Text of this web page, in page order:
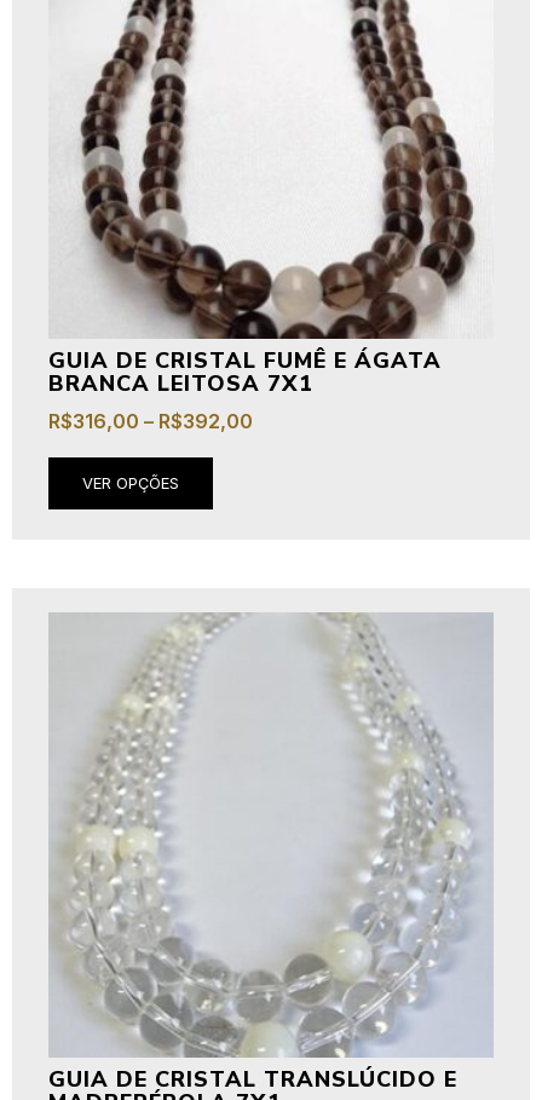
GUIA DE CRISTAL FUMÊ E ÁGATA
BRANCA LEITOSA 7X1
R$316,00 – R$392,00
VER OPÇÕES
GUIA DE CRISTAL TRANSLÚCIDO E